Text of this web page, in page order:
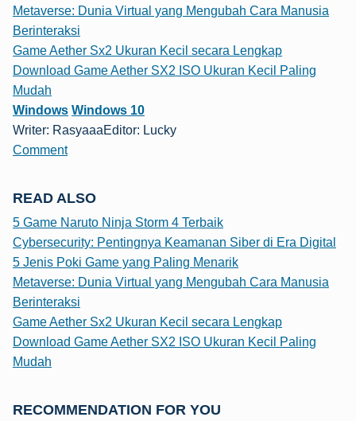
Metaverse: Dunia Virtual yang Mengubah Cara Manusia
Berinteraksi
Game Aether Sx2 Ukuran Kecil secara Lengkap
Download Game Aether SX2 ISO Ukuran Kecil Paling
Mudah
Windows Windows 10
Writer: RasyaaaEditor: Lucky
Comment
READ ALSO
5 Game Naruto Ninja Storm 4 Terbaik
Cybersecurity: Pentingnya Keamanan Siber di Era Digital
5 Jenis Poki Game yang Paling Menarik
Metaverse: Dunia Virtual yang Mengubah Cara Manusia
Berinteraksi
Game Aether Sx2 Ukuran Kecil secara Lengkap
Download Game Aether SX2 ISO Ukuran Kecil Paling
Mudah
RECOMMENDATION FOR YOU